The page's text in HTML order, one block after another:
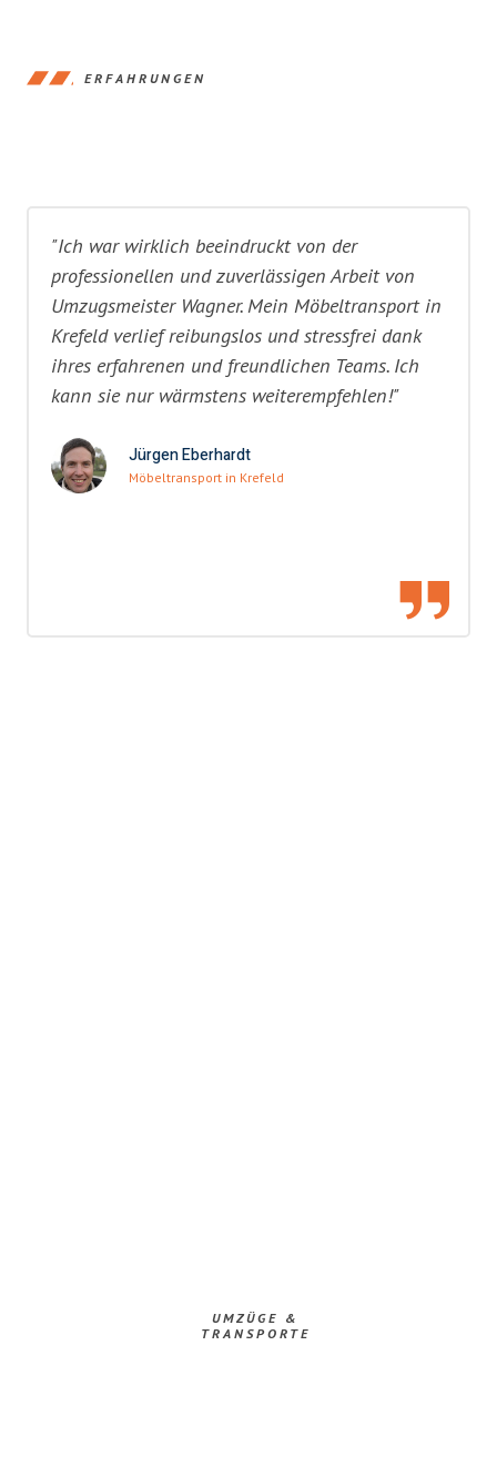
ERFAHRUNGEN
"Ich war wirklich beeindruckt von der
professionellen und zuverlässigen Arbeit von
Umzugsmeister Wagner. Mein Möbeltransport in
Krefeld verlief reibungslos und stressfrei dank
ihres erfahrenen und freundlichen Teams. Ich
kann sie nur wärmstens weiterempfehlen!"
Jürgen Eberhardt
Möbeltransport in Krefeld
UMZÜGE &
TRANSPORTE